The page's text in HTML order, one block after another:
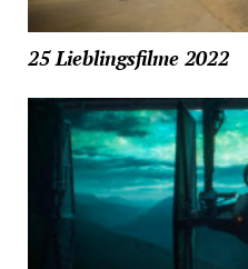
25 Lieblingsfilme 2022